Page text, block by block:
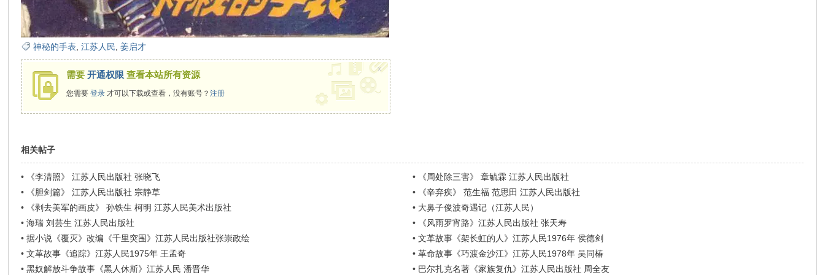
神秘的手表 ,江苏人民 ,姜启才
需要开通权限 查看本站所有资源
您需要登录 才可以下载或查看，没有账号？注册
x
相关帖子
• 《李清照》 江苏人民出版社 张晓飞 •
《周处除三害》 章毓霖 江苏人民出版社
•
《胆剑篇》 江苏人民出版社 宗静草 •
《辛弃疾》 范生福 范思田 江苏人民出版社
•
《剥去美军的画皮》 孙铁生 柯明 江苏人民美术出版社 • 大鼻子俊波奇遇记（江苏人民）
•海瑞 刘芸生 江苏人民出版社 •
《风雨罗宵路》江苏人民出版社 张天寿
•据小说《覆灭》改编《千里突围》江苏人民出版社张崇政绘 • 文革故事《架长虹的人》江苏人民1976年 侯德剑
•文革故事《追踪》江苏人民1975年 王孟奇 • 革命故事《巧渡金沙江》江苏人民1978年 吴同椿
•黑奴解放斗争故事《黑人休斯》江苏人民 潘晋华 • 巴尔扎克名著《家族复仇》江苏人民出版社 周全友